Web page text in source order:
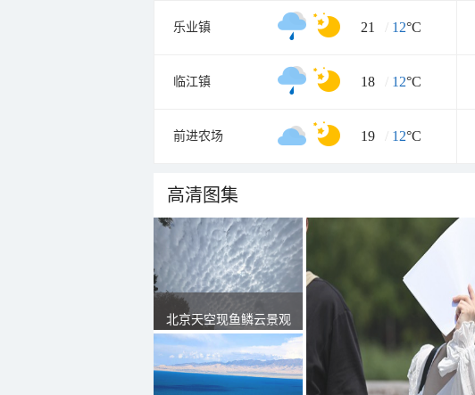
乐业镇 21 / 12°C
临江镇 18 / 12°C
前进农场 19 / 12°C
高清图集
北京天空现鱼鳞云景观